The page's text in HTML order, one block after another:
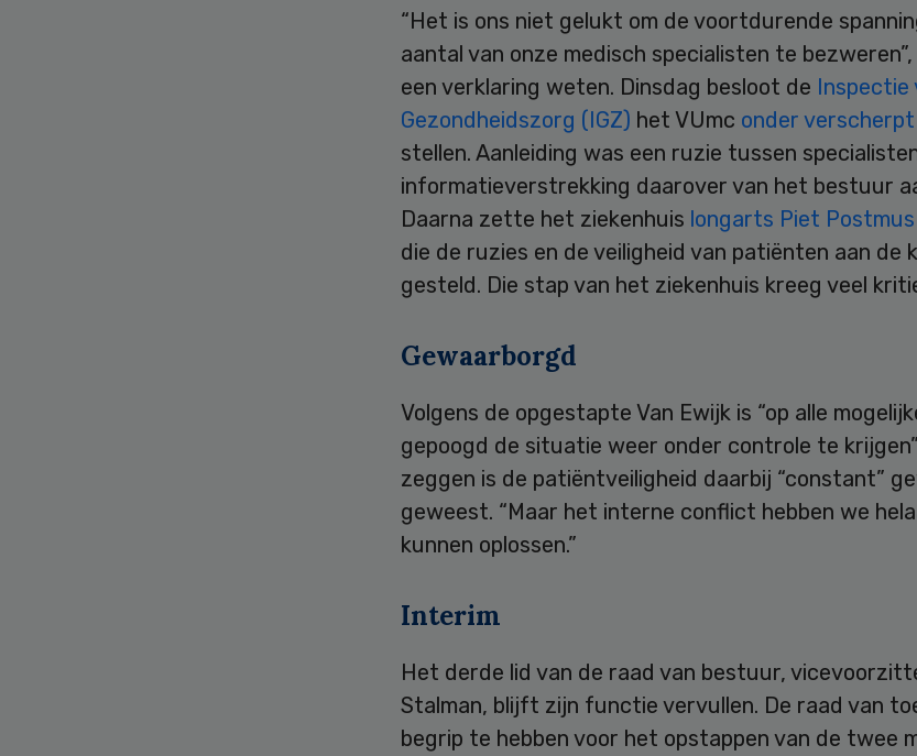
“Het is ons niet gelukt om de voortdurende
aantal van onze medisch specialisten te
een verklaring weten. Dinsdag besloot de Inspectie
Gezondheidszorg (IGZ) het VUmc onder
stellen. Aanleiding was een ruzie tussen
informatieverstrekking daarover van het bestuur
Daarna zette het ziekenhuis longarts Piet
die de ruzies en de veiligheid van patiënten aan de
gesteld. Die stap van het ziekenhuis kreeg veel
Gewaarborgd
Volgens de opgestapte Van Ewijk is “op alle
gepoogd de situatie weer onder controle te
zeggen is de patiëntveiligheid daarbij “constant”
geweest. “Maar het interne conflict hebben we
kunnen oplossen.”
Interim
Het derde lid van de raad van bestuur,
Stalman, blijft zijn functie vervullen. De raad van
begrip te hebben voor het opstappen van de twee